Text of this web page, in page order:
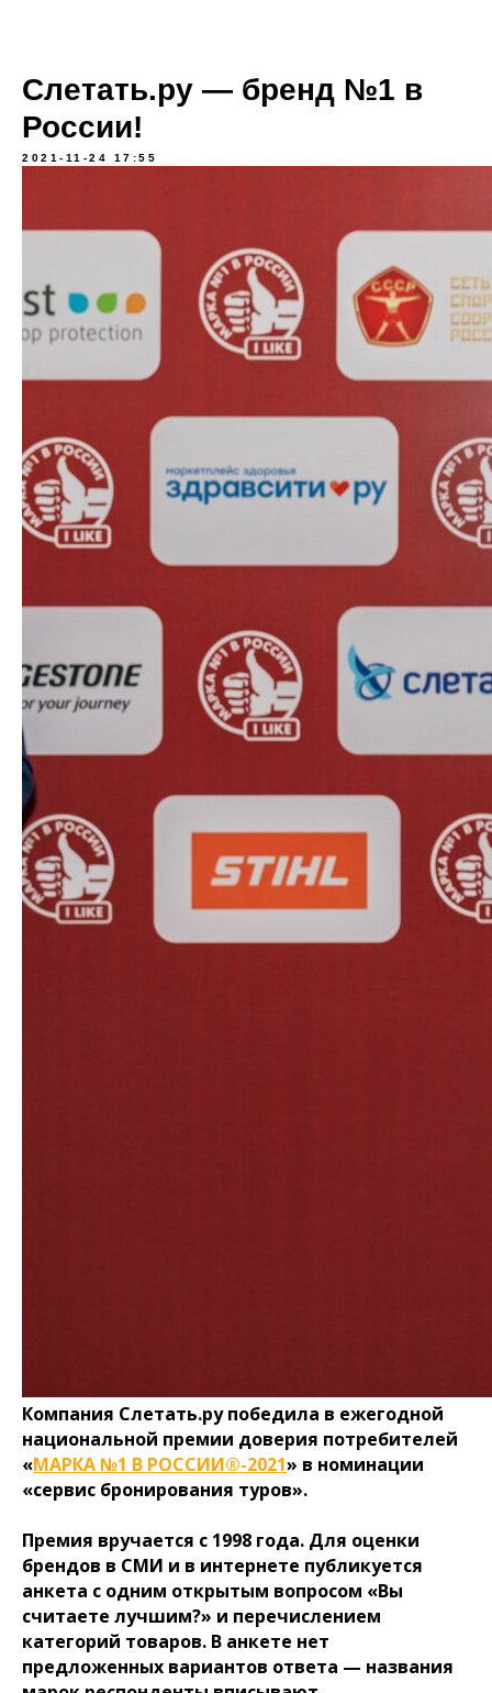
Слетать.ру — бренд №1 в
России!
2021-11-24 17:55
Компания Слетать.ру победила в ежегодной
национальной премии доверия потребителей
«МАРКА №1 В РОССИИ®-2021» в номинации
«сервис бронирования туров».
Премия вручается с 1998 года. Для оценки
брендов в СМИ и в интернете публикуется
анкета с одним открытым вопросом «Вы
считаете лучшим?» и перечислением
категорий товаров. В анкете нет
предложенных вариантов ответа — названия